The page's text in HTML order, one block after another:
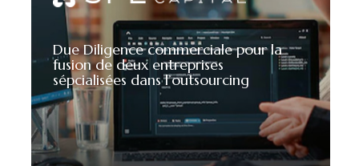
Due Diligence commerciale pour la
fusion de deux entreprises
sépcialisées dans l’outsourcing